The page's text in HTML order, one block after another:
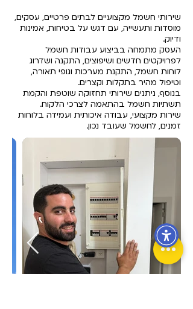
שירותי חשמל מקצועיים לבתים פרטיים, עסקים,
מוסדות ותעשייה, עם דגש על בטיחות, אמינות
ודיוק.
העסק מתמחה בביצוע עבודות חשמל
לפרויקטים חדשים ושיפוצים, התקנה ושדרוג
לוחות חשמל, התקנת מערכות וגופי תאורה,
וטיפול מהיר בתקלות וקצרים.
בנוסף, ניתנים שירותי תחזוקה שוטפת והקמת
תשתיות חשמל בהתאמה לצרכי הלקוח.
שירות מקצועי, עבודה איכותית ועמידה בלוחות
זמנים, לחשמל שעובד נכון.